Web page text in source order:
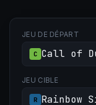
JEU DE DÉPART
C Call of
JEU CIBLE
R Rainbow